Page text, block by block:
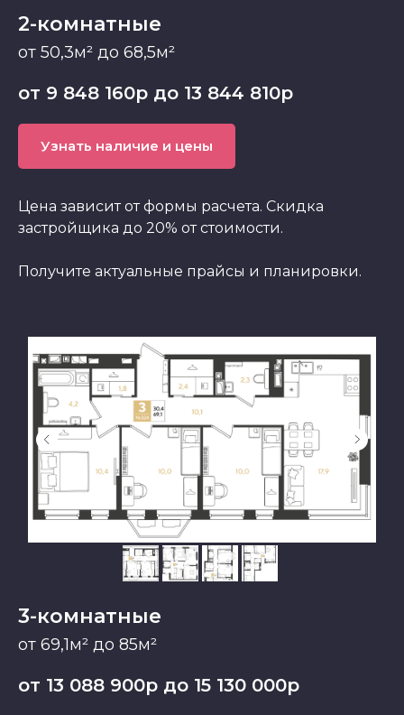
2-комнатные
от 50,3м² до 68,5м²
от 9 848 160р до 13 844 810р
Узнать наличие и цены
Цена зависит от формы расчета. Скидка
застройщика до 20% от стоимости.
Получите актуальные прайсы и планировки.
3-комнатные
от 69,1м² до 85м²
от 13 088 900р до 15 130 000р